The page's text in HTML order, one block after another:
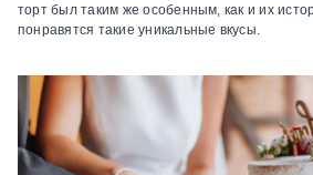
торт был таким же особенным, как и их
понравятся такие уникальные вкусы.